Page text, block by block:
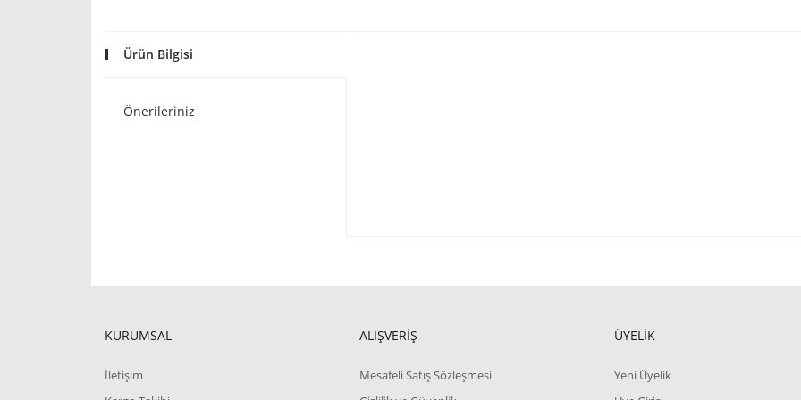
Ürün Bilgisi
Önerileriniz
KURUMSAL
İletişim
ALIŞVERİŞ
Mesafeli Satış Sözleşmesi
ÜYELİK
Yeni Üyelik